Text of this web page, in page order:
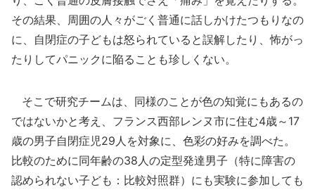
その結果、周囲の人々がごく普通に話しかけたつもりなの
に、自閉症の子どもは怒られていると誤解したり、怖がっ
たりしてパニックに陥ることも珍しくない。
そこで研究チームは、同様のことが色の知覚にもあるの
ではないかと考え、フランス西部レンヌ市に住む4歳～17
歳の男子自閉症児29人を対象に、色彩の好みを調べた。
比較のために同年齢の38人の定型発達男子（特に障害の
認められない子ども：比較対照群）にも実験に参加しても